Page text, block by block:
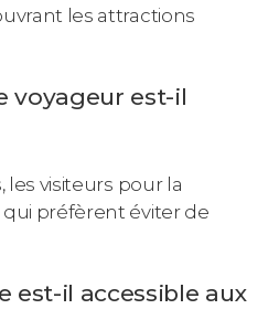
les attractions
voyageur est-il
les visiteurs pour la
préfèrent éviter de
est-il accessible aux